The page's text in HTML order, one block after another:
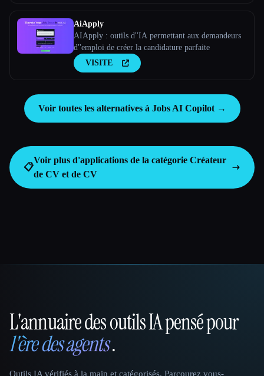
AiApply
AIApply : outils d''IA permettant aux demandeurs
d''emploi de créer la candidature parfaite
VISITE
Voir toutes les alternatives à Jobs AI Copilot →
📋
Voir plus d'applications de la catégorie Créateur
de CV et de CV
That AI Collection
L'annuaire des outils IA pensé pour
l'ère des agents.
Outils IA vérifiés à la main et catégorisés. Parcourez vous-